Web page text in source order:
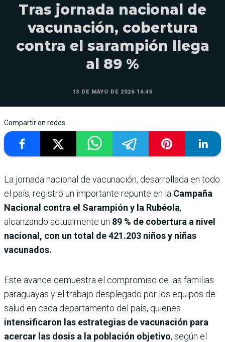
Tras jornada nacional de
vacunación, cobertura
contra el sarampión llega
al 89 %
13 DE MAYO DE 2026 16:45
Compartir en redes
La jornada nacional de vacunación, desarrollada en todo
el país, registró un importante repunte en la Campaña
Nacional contra el Sarampión y la Rubéola,
alcanzando actualmente un 89 % de cobertura a nivel
nacional, con un total de 421.203 niños y niñas
vacunados.
Este avance demuestra el compromiso de las familias
paraguayas y el trabajo desplegado por los equipos de
salud en cada departamento del país, quienes
intensificaron las estrategias de vacunación para
acercar las dosis a la población objetivo, según el